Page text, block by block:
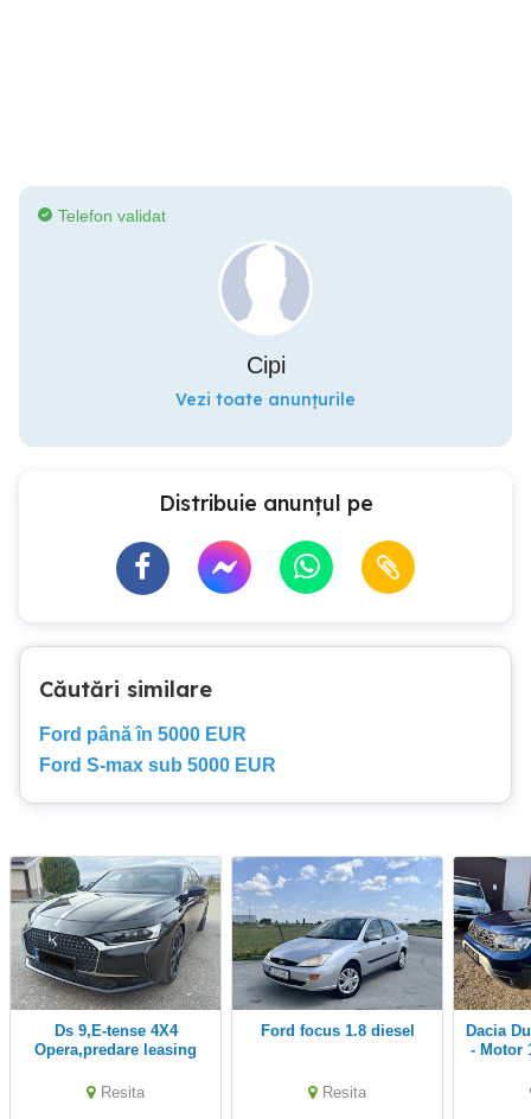
Telefon validat
Cipi
Vezi toate anunțurile
Distribuie anunțul pe
Căutări similare
Ford până în 5000 EUR
Ford S-max sub 5000 EUR
Ds 9,E-tense 4X4
Opera,predare leasing
Resita
Ford focus 1.8 diesel
Resita
Dacia Duster - An 2018.07
- Motor